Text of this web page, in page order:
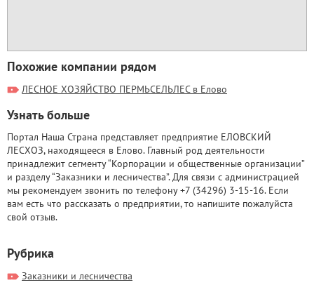
Похожие компании рядом
ЛЕСНОЕ ХОЗЯЙСТВО ПЕРМЬСЕЛЬЛЕС в Елово
Узнать больше
Портал Наша Страна представляет предприятие ЕЛОВСКИЙ
ЛЕСХОЗ, находящееся в Елово. Главный род деятельности
принадлежит сегменту “Корпорации и общественные организации”
и разделу “Заказники и лесничества”. Для связи с администрацией
мы рекомендуем звонить по телефону +7 (34296) 3-15-16. Если
вам есть что рассказать о предприятии, то напишите пожалуйста
свой отзыв.
Рубрика
Заказники и лесничества